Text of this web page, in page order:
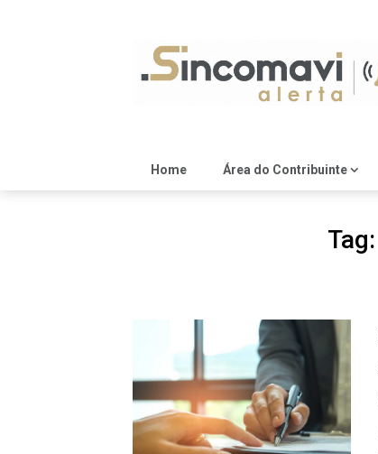
Home Área do Contribuinte
Tag: